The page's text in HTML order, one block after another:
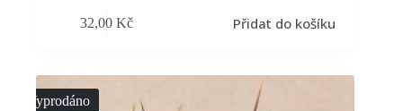
32,00Kč Přidat do košíku
Vyprodáno